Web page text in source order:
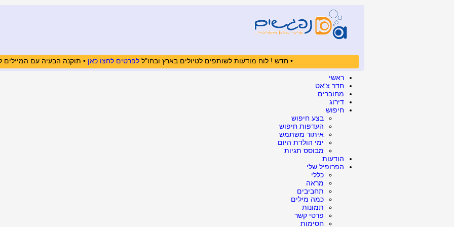
• חדש ! לוח מודעות לשותפים לטיולים בארץ ובחו"ללפרטים לחצו כאן • תוקנה הבעיה עם
ראשי
חדר צ'אט
מחוברים
דירוג
חיפוש
בצע חיפוש
העדפות חיפוש
איתור משתמש
ימי הולדת היום
מבוסס תגיות
הודעות
הפרופיל שלי
כללי
מראה
תחביבים
כמה מילים
תמונות
פרטי קשר
חסימות